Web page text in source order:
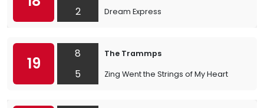
2
Dream Express
19
8
5
The Trammps
Zing Went the Strings of My Heart